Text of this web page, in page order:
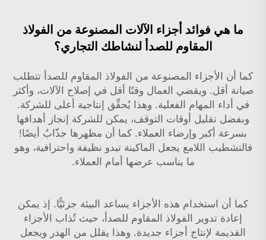
ما هي فوائد أجزاء الآلات المصنوعة من الفولاذ
المقاوم للصدأ لنشاطك التجاري؟
كما أن الأجزاء المصنوعة من الفولاذ المقاوم للصدأ تتطلب
صيانة أقل. ويقضي العمال وقتًا أقل في إصلاح الآلات، وأكثر
في أداء المهام الفعلية. وهذا يُحقِّق إنتاجية أعلى للشركة.
وبفضل تقليل أوقات التوقف، يمكن للشركة إنجاز أهدافها
بسرعة أكبر وإرضاء العملاء. كما أن مظهرها جذّابٌ أيضًا!
فالتشطيب اللامع يجعل الماكينة تبدو نظيفة واحترافية، وهو
ما يناسب عرضها أمام العملاء.
كما أن استخدام هذه الأجزاء يساعد البيئة جزئيًّا. إذ يمكن
إعادة تدوير الفولاذ المقاوم للصدأ، حيث تُذاب الأجزاء
القديمة لإنتاج أجزاء جديدة. وهذا يقلل من الهدر ويجعل